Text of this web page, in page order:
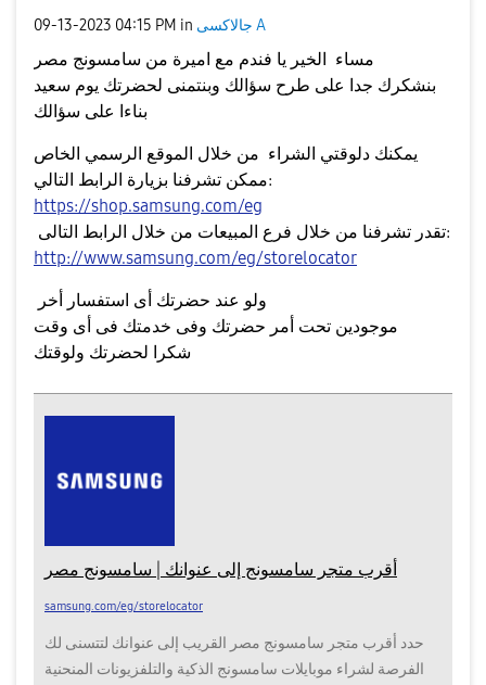
‎09-13-2023 04:15 PM in جالاكسى A
مساء الخير يا فندم مع اميرة من سامسونج مصر
بنشكرك جدا على طرح سؤالك وبنتمنى لحضرتك يوم سعيد
بناءا على سؤالك
يمكنك دلوقتي الشراء من خلال الموقع الرسمي الخاص
ممكن تشرفنا بزيارة الرابط التالي:
https://shop.samsung.com/eg
تقدر تشرفنا من خلال فرع المبيعات من خلال الرابط التالى:
http://www.samsung.com/eg/storelocator
ولو عند حضرتك أى استفسار أخر
موجودين تحت أمر حضرتك وفى خدمتك فى أى وقت
أقرب متجر سامسونج إلى عنوانك | سامسونج مصر
samsung.com/eg/storelocator
حدد أقرب متجر سامسونج مصر القريب إلى عنوانك لتتسنى لك
الفرصة لشراء موبايلات سامسونج الذكية والتلفزيونات المنحنية